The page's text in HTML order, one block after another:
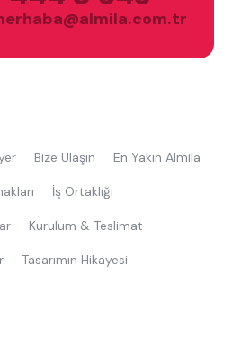
Bize Ulaşın En Yakın Almila
İş Ortaklığı
Kurulum & Teslimat
Tasarımın Hikayesi